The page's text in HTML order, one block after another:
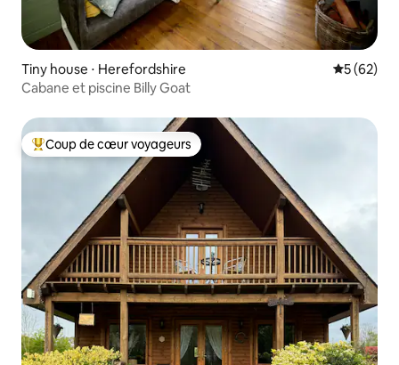
Tiny house ⋅ Herefordshire
5 (62)
Cabane et piscine Billy Goat
Coups de cœur voyageurs les plus appréciés
Coup de cœur voyageurs